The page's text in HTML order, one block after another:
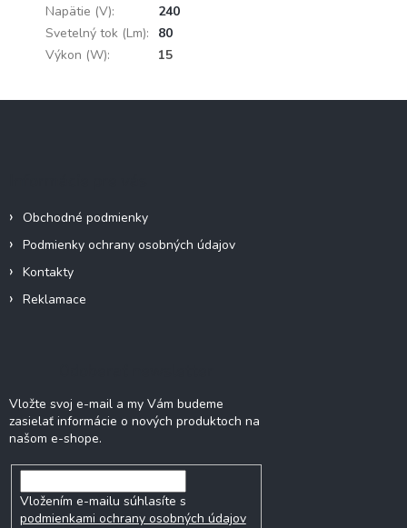
Napätie (V):
240
Svetelný tok (Lm):
80
Výkon (W): 15
Obchodné podmienky
Podmienky ochrany osobných údajov
Kontakty
Reklamace
Vložte svoj e-mail a my Vám budeme
zasielať informácie o nových produktoch na
našom e-shope.
Vložením e-mailu súhlasíte s
podmienkami ochrany osobných údajov